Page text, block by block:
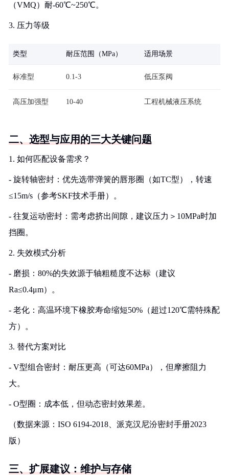
（VMQ）耐-60℃~250℃。
3. 压力等级
类型 耐压范围（MPa） 适用场景
标准型 0.1-3 低压泵阀
高压加强型 10-40 工程机械液压系统
二、选型与应用的三大关键问题
1. 如何匹配设备需求？
- 旋转轴密封：优先选带弹簧的唇形圈（如TC型），转速
≤15m/s（参考SKF技术手册）。
- 往复运动密封：需考虑挤出间隙，建议压力＞10MPa时加
挡圈。
2. 失效模式分析
- 磨损：80%的失效源于轴粗糙度不达标（建议
Ra≤0.4μm）。
- 老化：高温环境下橡胶寿命缩短50%（超过120℃需特殊配
方）。
3. 替代方案对比
- V型组合密封：耐压更高（可达60MPa），但摩擦阻力
大。
- O型圈：成本低，但动态密封效果差。
（数据来源：ISO 6194-2018、派克汉尼汾密封手册2023
版）
三、扩展建议：维护与存储